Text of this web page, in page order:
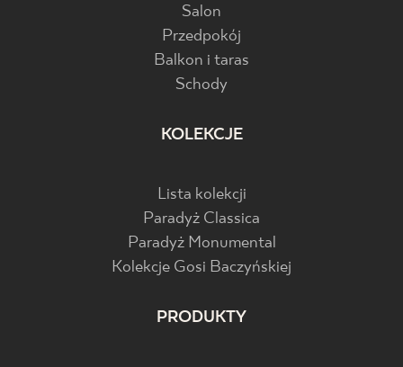
Salon
Przedpokój
Balkon i taras
Schody
KOLEKCJE
Lista kolekcji
Paradyż Classica
Paradyż Monumental
Kolekcje Gosi Baczyńskiej
PRODUKTY